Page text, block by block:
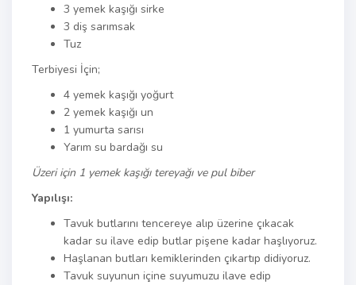
3 yemek kaşığı sirke
3 diş sarımsak
Tuz
Terbiyesi İçin;
4 yemek kaşığı yoğurt
2 yemek kaşığı un
1 yumurta sarısı
Yarım su bardağı su
Üzeri için 1 yemek kaşığı tereyağı ve pul biber
Yapılışı:
Tavuk butlarını tencereye alıp üzerine çıkacak
kadar su ilave edip butlar pişene kadar haşlıyoruz.
Haşlanan butları kemiklerinden çıkartıp didiyoruz.
Tavuk suyunun içine suyumuzu ilave edip